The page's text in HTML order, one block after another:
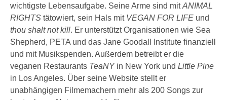
wichtigste Lebensaufgabe. Seine Arme sind mitANIMAL
RIGHTS tätowiert, sein Hals mit VEGAN FOR LIFE und
thou shalt not kill. Er unterstützt Organisationen wie Sea
Shepherd, PETA und das Jane Goodall Institute finanziell
und mit Musikspenden. Außerdem betreibt er die
veganen Restaurants TeaNYin New York und Little Pine
in Los Angeles. Über seine Website stellt er
unabhängigen Filmemachern mehr als 200 Songs zur